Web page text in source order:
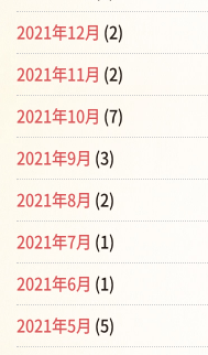
2021年12月 (2)
2021年11月 (2)
2021年10月 (7)
2021年9月 (3)
2021年8月 (2)
2021年7月 (1)
2021年6月 (1)
2021年5月 (5)